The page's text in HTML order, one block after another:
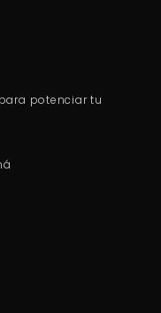
potenciar tu